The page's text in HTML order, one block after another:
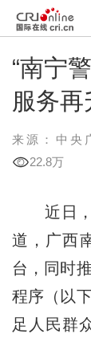
“南宁
服务再
来源：中央
22.8万
近日，
道，广西
台，同时
程序（以
足人民群